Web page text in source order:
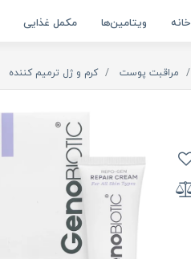
خانه ویتامین‌ها مکمل غذایی
مراقبت پوست کرم و ژل ترمیم کننده